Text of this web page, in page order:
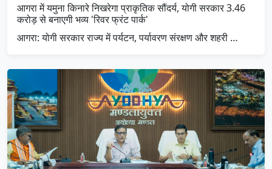
आगरा में यमुना किनारे निखरेगा प्राकृतिक सौंदर्य, योगी सरकार 3.46
करोड़ से बनाएगी भव्य 'रिवर फ्रंट पार्क'
आगरा: योगी सरकार राज्य में पर्यटन, पर्यावरण संरक्षण और शहरी …